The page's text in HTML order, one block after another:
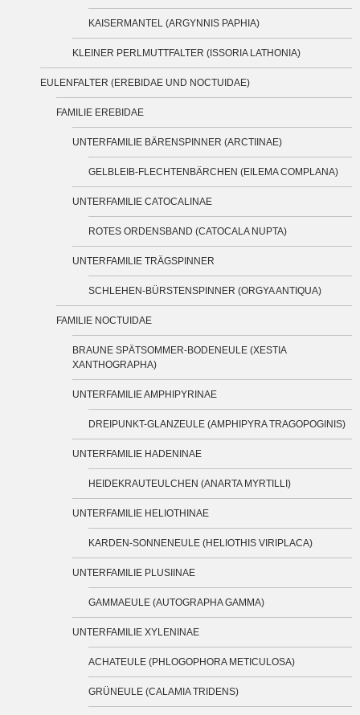
KAISERMANTEL (ARGYNNIS PAPHIA)
KLEINER PERLMUTTFALTER (ISSORIA LATHONIA)
EULENFALTER (EREBIDAE UND NOCTUIDAE)
FAMILIE EREBIDAE
UNTERFAMILIE BÄRENSPINNER (ARCTIINAE)
GELBLEIB-FLECHTENBÄRCHEN (EILEMA COMPLANA)
UNTERFAMILIE CATOCALINAE
ROTES ORDENSBAND (CATOCALA NUPTA)
UNTERFAMILIE TRÄGSPINNER
SCHLEHEN-BÜRSTENSPINNER (ORGYA ANTIQUA)
FAMILIE NOCTUIDAE
BRAUNE SPÄTSOMMER-BODENEULE (XESTIA
XANTHOGRAPHA)
UNTERFAMILIE AMPHIPYRINAE
DREIPUNKT-GLANZEULE (AMPHIPYRA TRAGOPOGINIS)
UNTERFAMILIE HADENINAE
HEIDEKRAUTEULCHEN (ANARTA MYRTILLI)
UNTERFAMILIE HELIOTHINAE
KARDEN-SONNENEULE (HELIOTHIS VIRIPLACA)
UNTERFAMILIE PLUSIINAE
GAMMAEULE (AUTOGRAPHA GAMMA)
UNTERFAMILIE XYLENINAE
ACHATEULE (PHLOGOPHORA METICULOSA)
GRÜNEULE (CALAMIA TRIDENS)